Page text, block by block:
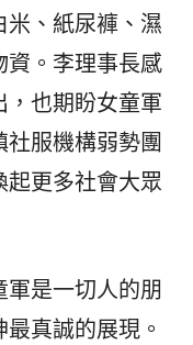
米、紙尿褲、濕
資。李理事長感
，也期盼女童軍
服機構弱勢團
起更多社會大眾
是一切人的朋
真誠的展現。